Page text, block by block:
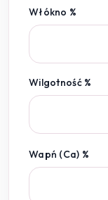
Włókno %
Wilgotność %
Wapń (Ca) %